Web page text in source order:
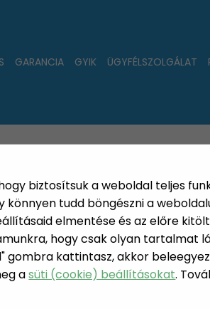
biztosítsuk a weboldal teljes
tudd böngészni a
elmentése és az előre
hogy csak olyan tartalmat
gombra kattintasz, akkor
asüti (cookie) beállításokat.
GARANCIA GYIK ÜGYFÉLSZOLGÁLAT
PÁRSZÁZAS
JÁTÉK